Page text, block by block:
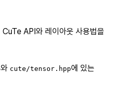
API와 레이아웃 사용법을
와 cute/tensor.hpp에 있는